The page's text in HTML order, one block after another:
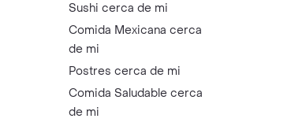
Sushi cerca de mi
Comida Mexicana cerca
de mi
Postres cerca de mi
Comida Saludable cerca
de mi